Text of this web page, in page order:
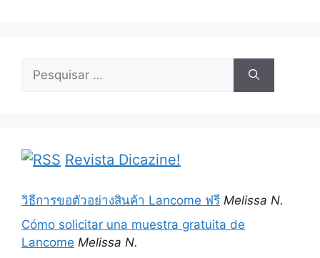
Pesquisar
Revista Dicazine!
วิธีการขอตัวอย่างสินค้า Lancome ฟรี Melissa N.
Cómo solicitar una muestra gratuita de
Lancome Melissa N.